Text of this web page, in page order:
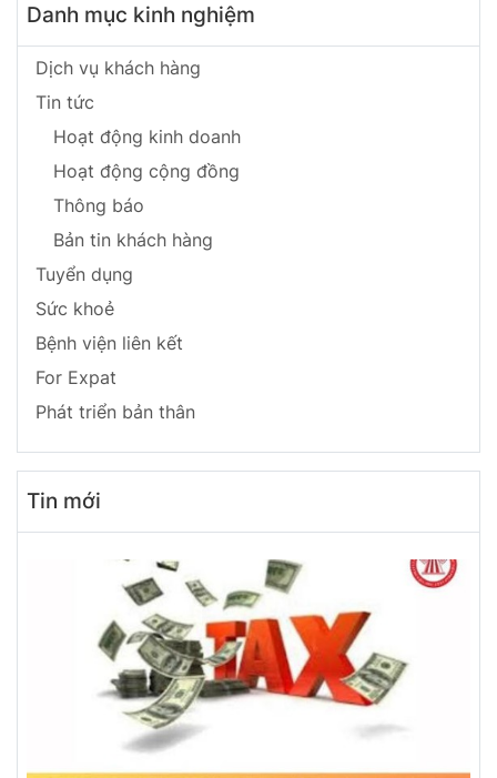
Danh mục kinh nghiệm
Dịch vụ khách hàng
Tin tức
Hoạt động kinh doanh
Hoạt động cộng đồng
Thông báo
Bản tin khách hàng
Tuyển dụng
Sức khoẻ
Bệnh viện liên kết
For Expat
Phát triển bản thân
Tin mới